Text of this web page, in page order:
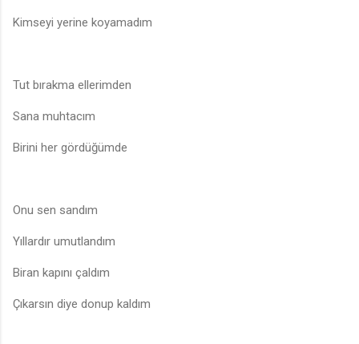
Kimseyi yerine koyamadım
Tut bırakma ellerimden
Sana muhtacım
Birini her gördüğümde
Onu sen sandım
Yıllardır umutlandım
Biran kapını çaldım
Çıkarsın diye donup kaldım